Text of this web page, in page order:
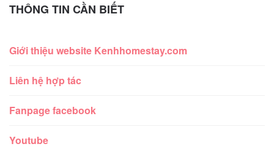
THÔNG TIN CẦN BIẾT
Giới thiệu website Kenhhomestay.com
Liên hệ hợp tác
Fanpage facebook
Youtube